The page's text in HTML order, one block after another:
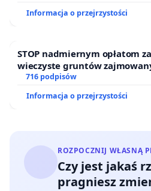
Informacja o przejrzystości
STOP nadmiernym opłatom
wieczyste gruntów
ogrody działkowe.
716 podpisów
Informacja o przejrzystości
ROZPOCZNIJ WŁASNĄ
Czy jest jakaś
pragniesz